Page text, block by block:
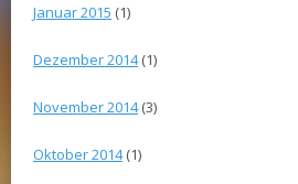
Januar 2015 (1)
Dezember 2014(1)
November 2014(3)
Oktober 2014(1)